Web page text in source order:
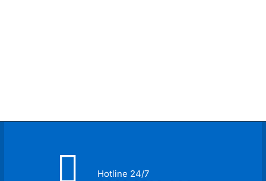
Hotline 24/7